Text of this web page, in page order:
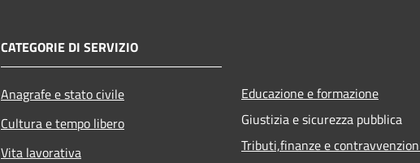
CATEGORIE DI SERVIZIO
Anagrafe e stato civile
Cultura e tempo libero
Vita lavorativa
Educazione e formazione
Giustizia e sicurezza pubblica
Tributi,finanze e